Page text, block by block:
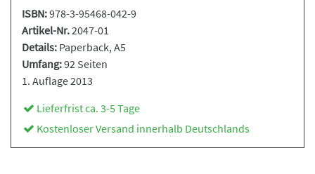
ISBN:978-3-95468-042-9
Artikel-Nr.2047-01
Details: Paperback, A5
Umfang:92 Seiten
1. Auflage 2013
Lieferfrist ca. 3-5 Tage
Kostenloser Versand innerhalb Deutschlands